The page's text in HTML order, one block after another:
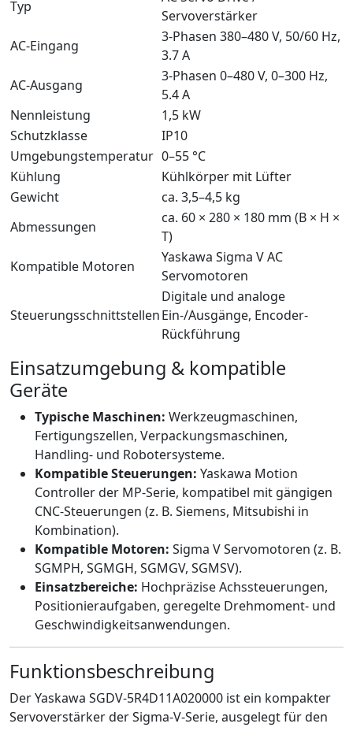
Typ
Servoverstärker
AC-Eingang
3-Phasen 380–480 V, 50/60 Hz,
3.7 A
AC-Ausgang
3-Phasen 0–480 V, 0–300 Hz,
5.4 A
Nennleistung
1,5 kW
Schutzklasse
IP10
Umgebungstemperatur 0–55 °C
Kühlung
Kühlkörper mit Lüfter
Gewicht
ca. 3,5–4,5 kg
Abmessungen
ca. 60 × 280 × 180 mm (B × H ×
T)
Kompatible Motoren
Yaskawa Sigma V AC
Servomotoren
Steuerungsschnittstellen
Digitale und analoge
Ein-/Ausgänge, Encoder-
Rückführung
Einsatzumgebung & kompatible
Geräte
Typische Maschinen: Werkzeugmaschinen,
Fertigungszellen, Verpackungsmaschinen,
Handling- und Robotersysteme.
Kompatible Steuerungen: Yaskawa Motion
Controller der MP-Serie, kompatibel mit gängigen
CNC-Steuerungen (z. B. Siemens, Mitsubishi in
Kombination).
Kompatible Motoren: Sigma V Servomotoren (z. B.
SGMPH, SGMGH, SGMGV, SGMSV).
Einsatzbereiche: Hochpräzise Achssteuerungen,
Positionieraufgaben, geregelte Drehmoment- und
Geschwindigkeitsanwendungen.
Funktionsbeschreibung
Der Yaskawa SGDV-5R4D11A020000 ist ein kompakter
Servoverstärker der Sigma-V-Serie, ausgelegt für den